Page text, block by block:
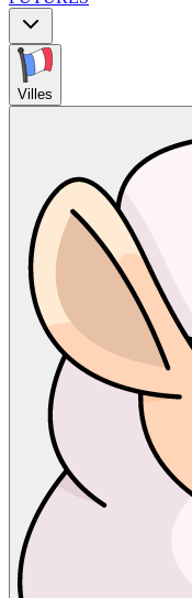
Villes